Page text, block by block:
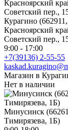
Курагино
Красноярский
Советский пер.,
9:00 - 17:00
+7(39136) 2-55-55
Магазин в
Нет в наличии
Минусинск
Тимирязева, 1Б)